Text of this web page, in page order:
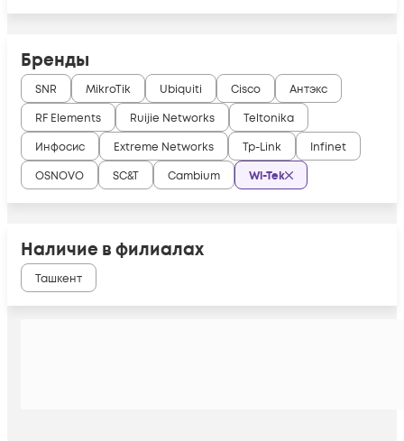
Бренды
SNR MikroTik Ubiquiti Cisco
Антэкс
RF Elements
Ruijie Networks
Teltonika
Инфосис
Extreme Networks Tp-Link
Infinet
OSNOVO
SC&T Cambium Wi-Tek
Наличие в филиалах
Ташкент